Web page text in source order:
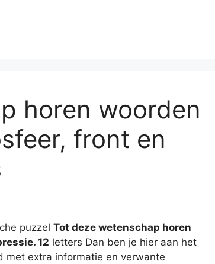
horen woorden
front en
puzzel Tot deze wetenschap horen
12 letters Dan ben je hier aan het
met extra informatie en verwante